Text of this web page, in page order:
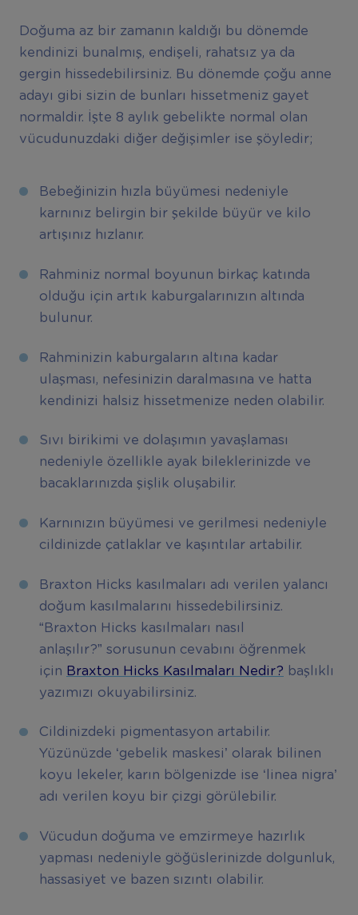
Doğuma az bir zamanın kaldığı bu dönemde
kendinizi bunalmış, endişeli, rahatsız ya da
gergin hissedebilirsiniz. Bu dönemde çoğu anne
adayı gibi sizin de bunları hissetmeniz gayet
normaldir. İşte 8 aylık gebelikte normal olan
vücudunuzdaki diğer değişimler ise şöyledir;
Bebeğinizin hızla büyümesi nedeniyle
karnınız belirgin bir şekilde büyür ve kilo
artışınız hızlanır.
Rahminiz normal boyunun birkaç katında
olduğu için artık kaburgalarınızın altında
bulunur.
Rahminizin kaburgaların altına kadar
ulaşması, nefesinizin daralmasına ve hatta
kendinizi halsiz hissetmenize neden olabilir.
Sıvı birikimi ve dolaşımın yavaşlaması
nedeniyle özellikle ayak bileklerinizde ve
bacaklarınızda şişlik oluşabilir.
Karnınızın büyümesi ve gerilmesi nedeniyle
cildinizde çatlaklar ve kaşıntılar artabilir.
Braxton Hicks kasılmaları adı verilen yalancı
doğum kasılmalarını hissedebilirsiniz.
“Braxton Hicks kasılmaları nasıl
anlaşılır?” sorusunun cevabını öğrenmek
için Braxton Hicks Kasılmaları Nedir? başlıklı
yazımızı okuyabilirsiniz.
Cildinizdeki pigmentasyon artabilir.
Yüzünüzde ‘gebelik maskesi’ olarak bilinen
koyu lekeler, karın bölgenizde ise ‘linea nigra’
adı verilen koyu bir çizgi görülebilir.
Vücudun doğuma ve emzirmeye hazırlık
yapması nedeniyle göğüslerinizde dolgunluk,
hassasiyet ve bazen sızıntı olabilir.